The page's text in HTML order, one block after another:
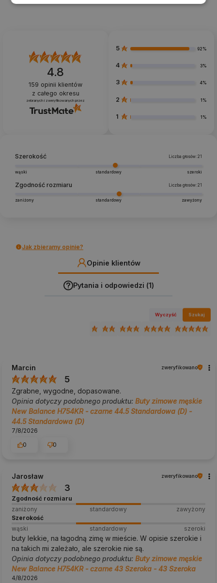
4.8
159 opinii klientów
z całego okresu
zebranych i zweryfikowanych przez
5 92%
4 3%
3 4%
2 1%
1 1%
Szerokość Liczba głosów: 21
wąski standardowy szeroki
Zgodność rozmiaru Liczba głosów: 21
zaniżony standardowy zawyżony
Jak zbieramy opinie?
Opinie klientów
Pytania i odpowiedzi (1)
Wyczyść Szukaj
Marcin zweryfikowano
5
Zgrabne, wygodne, dopasowane.
Opinia dotyczy podobnego produktu: Buty zimowe męskie
New Balance H754KR - czarne 44.5 Standardowa (D) -
44.5 Standardowa (D)
7/8/2026
0
0
Jarosław zweryfikowano
3
Zgodność rozmiaru
zaniżony
standardowy
zawyżony
Szerokość
wąski
standardowy szeroki
buty lekkie, na łagodną zimę w mieście. W opisie szerokie i
na takich mi zależało, ale szerokie nie są.
Opinia dotyczy podobnego produktu: Buty zimowe męskie
New Balance H754KR - czarne 43 Szeroka - 43 Szeroka
4/8/2026